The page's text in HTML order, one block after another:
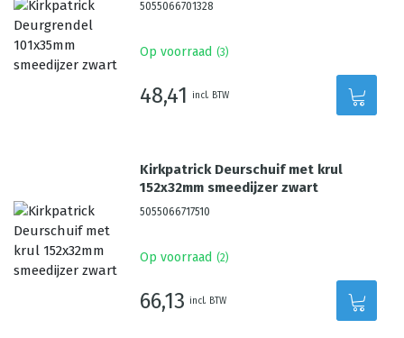
5055066701328
Op voorraad (3)
48,41 incl. BTW
Kirkpatrick Deurschuif met krul
152x32mm smeedijzer zwart
5055066717510
Op voorraad (2)
66,13 incl. BTW